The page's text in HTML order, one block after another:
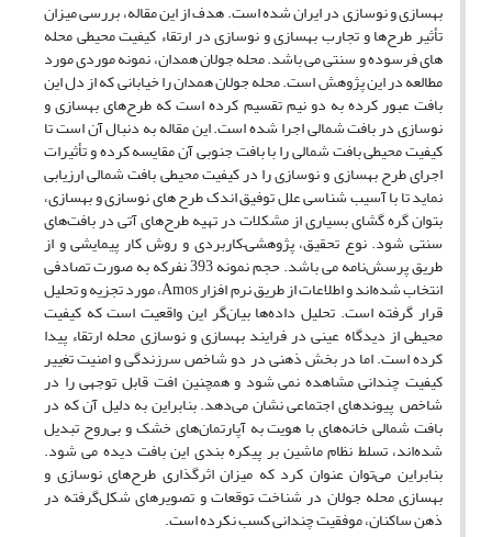
بهسازی و نوسازی در ایران شده است. هدف از این مقاله، بررسی میزان
تأثیر طرح‌ها و تجارب بهسازی و نوسازی در ارتقاء کیفیت محیطی محله
های فرسوده و سنتی می باشد. محله جولان همدان، نمونه موردی مورد
مطالعه در این پژوهش است. محله جولان همدان را خیابانی که از دل این
بافت عبور کرده به دو نیم تقسیم کرده است که طرح‌های بهسازی و
نوسازی در بافت شمالی اجرا شده است. این مقاله به دنبال آن است تا
کیفیت محیطی بافت شمالی را با بافت جنوبی آن مقایسه کرده و تأثیرات
اجرای طرح بهسازی و نوسازی را در کیفیت محیطی بافت شمالی ارزیابی
نماید تا با آسیب شناسی علل توفیق اندک طرح های نوسازی و بهسازی،
بتوان گره گشای بسیاری از مشکلات در تهیه طرح‌های آتی در بافت‌های
سنتی شود. نوع تحقیق، پژوهشی–کاربردی و روش کار پیمایشی و از
طریق پرسش‌نامه می باشد. حجم نمونه 393 نفرکه به صورت تصادفی
انتخاب شده‌اند و اطلاعات از طریق نرم افزار Amos، مورد تجزیه و تحلیل
قرار گرفته است. تحلیل داده‌ها بیان‌گر این واقعیت است که کیفیت
محیطی از دیدگاه عینی در فرایند بهسازی و نوسازی محله ارتقاء پیدا
کرده است. اما در بخش ذهنی در دو شاخص سرزندگی و امنیت تغییر
کیفیت چندانی مشاهده نمی شود و همچنین افت قابل توجهی را در
شاخص پیوندهای اجتماعی نشان می‌دهد. بنابراین به دلیل آن که در
بافت شمالی خانه‌های با هویت به آپارتمان‌های خشک و بی‌روح تبدیل
شده‌اند، تسلط نظام ماشین بر پیکره بندی این بافت دیده می شود.
بنابراین می‌توان عنوان کرد که میزان اثرگذاری طرح‌های نوسازی و
بهسازی محله جولان در شناخت توقعات و تصویرهای شکل‌گرفته در
ذهن ساکنان، موفقیت چندانی کسب نکرده است.